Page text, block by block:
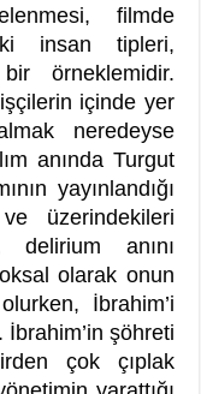
filmde
insan tipleri,
örneklemidir.
içinde yer
neredeyse
anında Turgut
yayınlandığı
üzerindekileri
delirium anını
olarak onun
İbrahim’i
şöhreti
çok çıplak